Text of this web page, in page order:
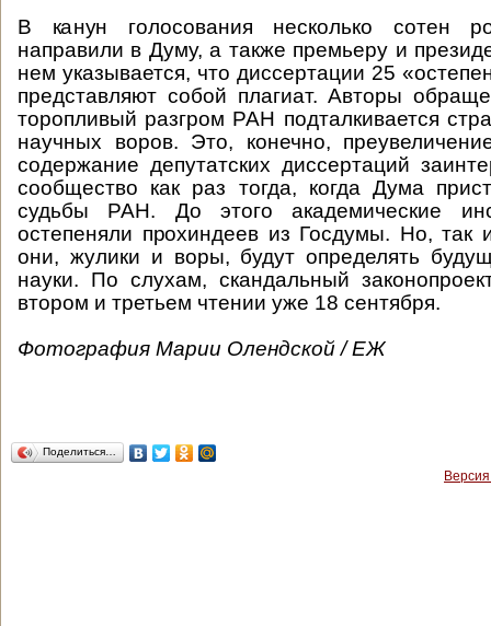
В канун голосования несколько сотен
направили в Думу, а также премьеру и
нем указывается, что диссертации 25
представляют собой плагиат. Авторы
торопливый разгром РАН подталкивается
научных воров. Это, конечно,
содержание депутатских диссертаций
сообщество как раз тогда, когда Дума
судьбы РАН. До этого академические
остепеняли прохиндеев из Госдумы. Но, так
они, жулики и воры, будут определять
науки. По слухам, скандальный
втором и третьем чтении уже 18 сентября.
Фотография Марии Олендской / ЕЖ
Поделиться…